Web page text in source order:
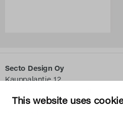
This website uses
Secto Design Oy
Kauppalantie 12
tel.+358 9 5050 598